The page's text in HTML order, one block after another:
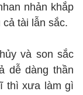
nhản khắp
cả tài lẫn sắc.
và son sắc
dễ dàng thần
thì xưa làm gì